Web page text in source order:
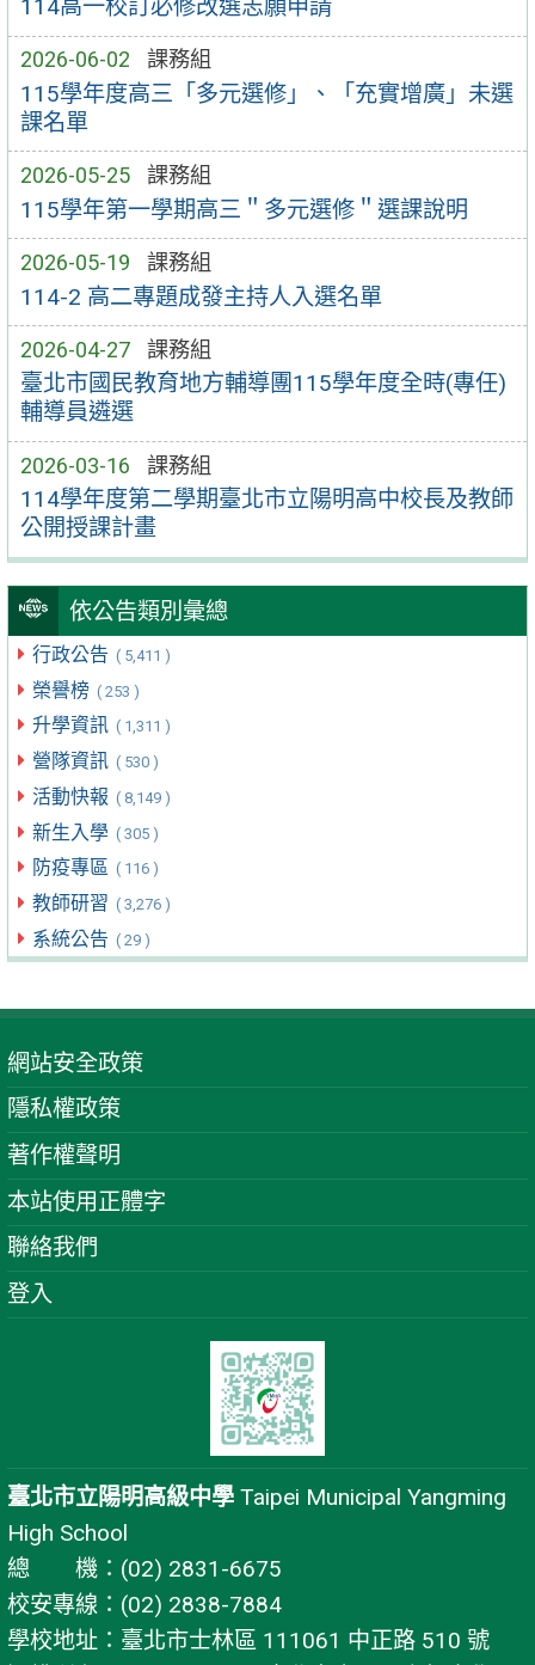
114高一校訂必修改選志願申請
2026-06-02 課務組
115學年度高三「多元選修」、「充實增廣」未選
課名單
2026-05-25 課務組
115學年第一學期高三＂多元選修＂選課說明
2026-05-19 課務組
114-2 高二專題成發主持人入選名單
2026-04-27 課務組
臺北市國民教育地方輔導團115學年度全時(專任)
輔導員遴選
2026-03-16 課務組
114學年度第二學期臺北市立陽明高中校長及教師
公開授課計畫
依公告類別彙總
行政公告 ( 5,411 )
榮譽榜 ( 253 )
升學資訊 ( 1,311 )
營隊資訊 ( 530 )
活動快報 ( 8,149 )
新生入學 ( 305 )
防疫專區 ( 116 )
教師研習 ( 3,276 )
系統公告 ( 29 )
網站安全政策
隱私權政策
著作權聲明
本站使用正體字
聯絡我們
登入
臺北市立陽明高級中學 Taipei Municipal Yangming
High School
總 機：(02) 2831-6675
校安專線：(02) 2838-7884
學校地址：臺北市士林區 111061 中正路 510 號